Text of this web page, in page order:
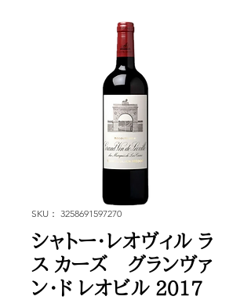
SKU： 3258691597270
シャトー・レオヴィル ラ
ス カーズ グランヴァ
ン・ド レオビル 2017